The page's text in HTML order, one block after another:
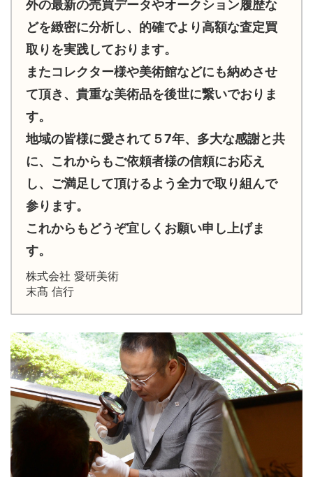
外の最新の売買データやオークション履歴な
どを緻密に分析し、的確でより高額な査定買
取りを実践しております。
またコレクター様や美術館などにも納めさせ
て頂き、貴重な美術品を後世に繋いでおりま
す。
地域の皆様に愛されて５7年、多大な感謝と共
に、これからもご依頼者様の信頼にお応え
し、ご満足して頂けるよう全力で取り組んで
参ります。
これからもどうぞ宜しくお願い申し上げま
す。
株式会社 愛研美術
末髙 信行